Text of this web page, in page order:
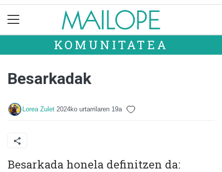
KOMUNITATEA
Besarkadak
Lorea Zulet 2024ko urtarrilaren 19a
Besarkada honela definitzen da: